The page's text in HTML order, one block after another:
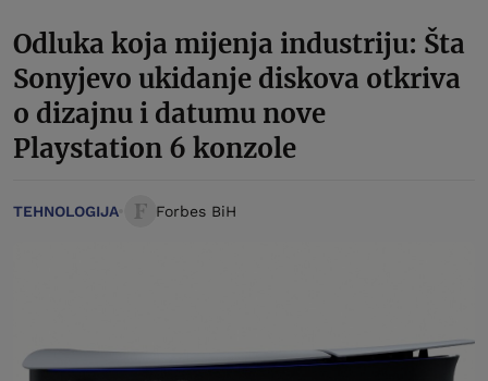
Odluka koja mijenja industriju: Šta
Sonyjevo ukidanje diskova otkriva
o dizajnu i datumu nove
Playstation 6 konzole
TEHNOLOGIJA Forbes BiH